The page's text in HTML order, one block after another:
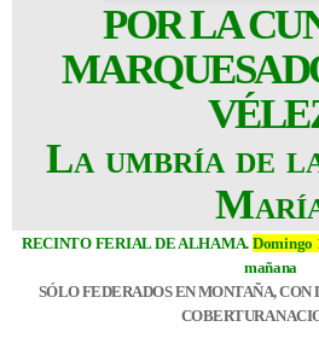
POR LA
La umbría de
RECINTO FERIAL DE ALHAMA. Domingo
mañana
SÓLO FEDERADOS EN MONTAÑA,
COBERTURA